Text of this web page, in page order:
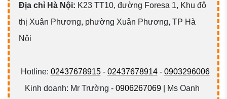
Địa chỉ Hà Nội: K23 TT10, đường Foresa 1, Khu đô
thị Xuân Phương, phường Xuân Phương, TP Hà
Nội
Hotline: 02437678915- 02437678914- 0903296006
Kinh doanh: Mr Trường - 0906267069| Ms Oanh